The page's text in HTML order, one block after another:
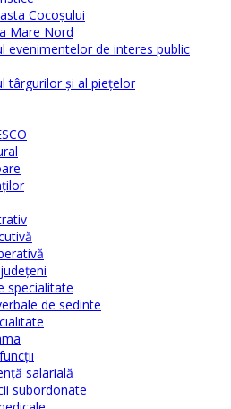
Cocoșului
Mare Nord
evenimentelor de interes public
târgurilor şi al pieţelor
specialitate
de sedinte
salarială
subordonate